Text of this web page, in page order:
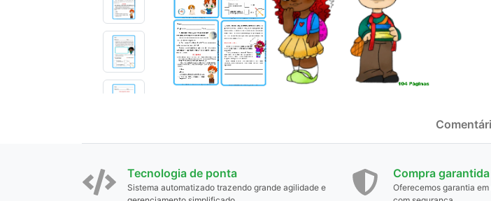
Tecnologia de ponta
Sistema automatizado trazendo grande agilidade e
Compra garantida
Oferecemos garantia